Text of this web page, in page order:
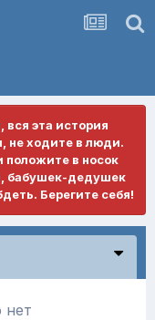
вся эта история
не ходите в люди.
положите в носок
бабушек-дедушек
Берегите себя!
нет